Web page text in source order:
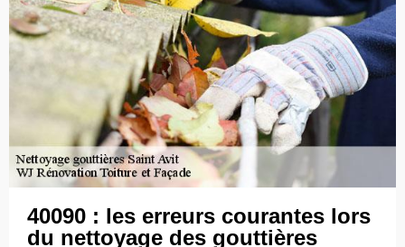
40090 : les erreurs courantes lors
du nettoyage des gouttières